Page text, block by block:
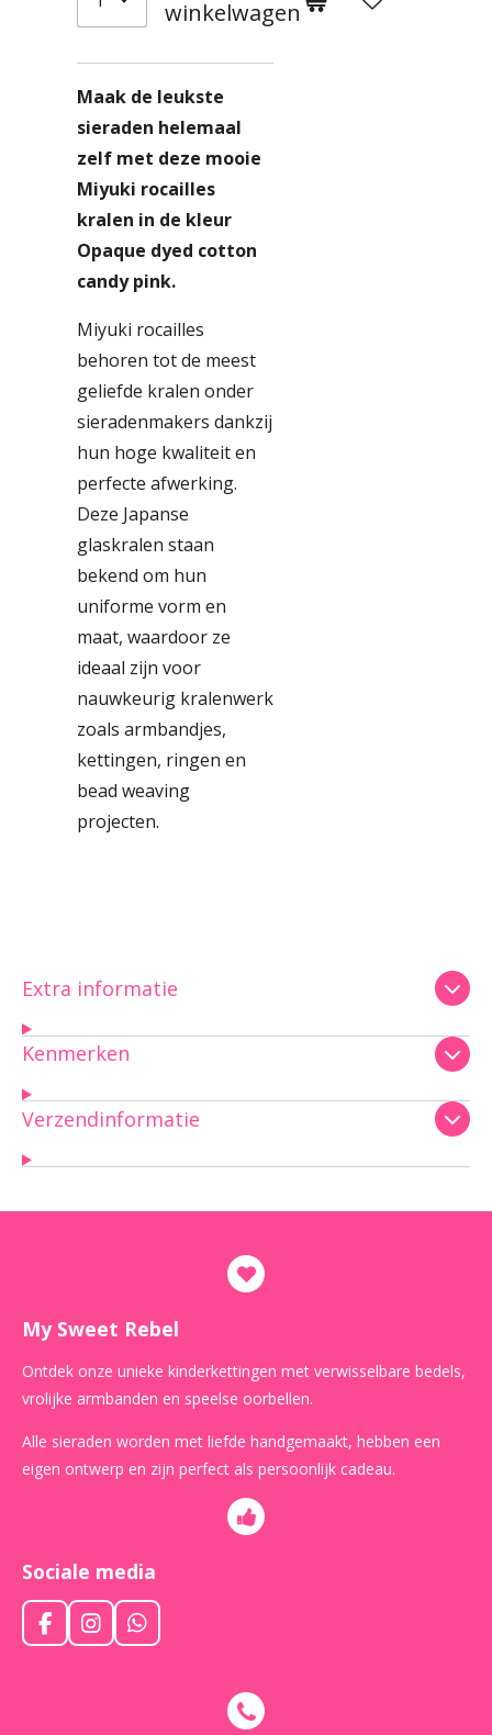
winkelwagen
Maak de leukste
sieraden helemaal
zelf met deze mooie
Miyuki rocailles
kralen in de kleur
Opaque dyed cotton
candy pink.
Miyuki rocailles
behoren tot de meest
geliefde kralen onder
sieradenmakers dankzij
hun hoge kwaliteit en
perfecte afwerking.
Deze Japanse
glaskralen staan
bekend om hun
uniforme vorm en
maat, waardoor ze
ideaal zijn voor
nauwkeurig kralenwerk
zoals armbandjes,
kettingen, ringen en
bead weaving
projecten.
Extra informatie
Kenmerken
Verzendinformatie
My Sweet Rebel
Ontdek onze unieke kinderkettingen met verwisselbare bedels,
vrolijke armbanden en speelse oorbellen.
Alle sieraden worden met liefde handgemaakt, hebben een
eigen ontwerp en zijn perfect als persoonlijk cadeau.
Sociale media
F
a
I
n
W
h